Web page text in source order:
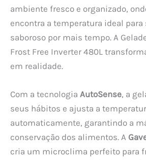
ambiente fresco e organizado,
encontra a temperatura ideal para
saboroso por mais tempo. A
Frost Free Inverter 480L
em realidade.
Com a tecnologia AutoSense, a
seus hábitos e ajusta a
automaticamente, garantindo a
conservação dos alimentos. A
cria um microclima perfeito para